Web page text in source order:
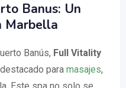
Banus: Un
Marbella
Banús, Full Vitality
para masajes,